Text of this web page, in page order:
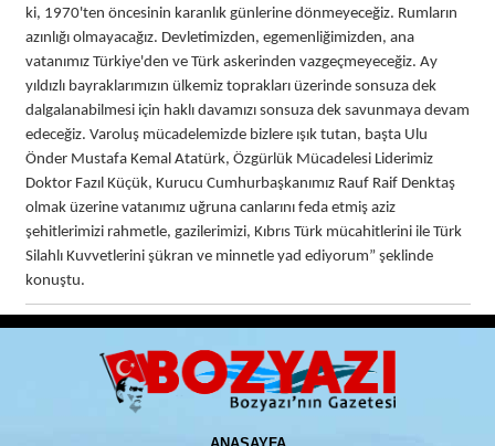
ki, 1970'ten öncesinin karanlık günlerine dönmeyeceğiz. Rumların
azınlığı olmayacağız. Devletimizden, egemenliğimizden, ana
vatanımız Türkiye'den ve Türk askerinden vazgeçmeyeceğiz. Ay
yıldızlı bayraklarımızın ülkemiz toprakları üzerinde sonsuza dek
dalgalanabilmesi için haklı davamızı sonsuza dek savunmaya devam
edeceğiz. Varoluş mücadelemizde bizlere ışık tutan, başta Ulu
Önder Mustafa Kemal Atatürk, Özgürlük Mücadelesi Liderimiz
Doktor Fazıl Küçük, Kurucu Cumhurbaşkanımız Rauf Raif Denktaş
olmak üzerine vatanımız uğruna canlarını feda etmiş aziz
şehitlerimizi rahmetle, gazilerimizi, Kıbrıs Türk mücahitlerini ile Türk
Silahlı Kuvvetlerini şükran ve minnetle yad ediyorum” şeklinde
konuştu.